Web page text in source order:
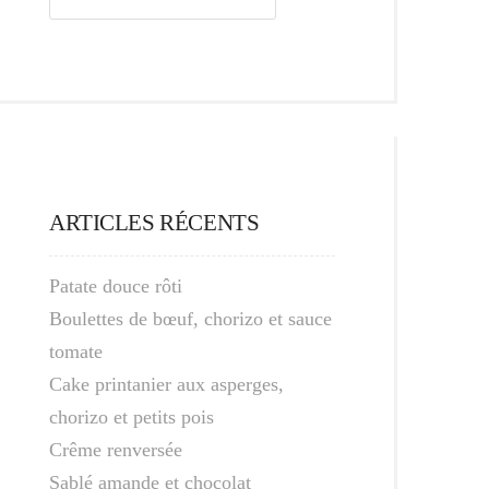
ARTICLES RÉCENTS
Patate douce rôti
Boulettes de bœuf, chorizo et sauce
tomate
Cake printanier aux asperges,
chorizo et petits pois
Crême renversée
Sablé amande et chocolat